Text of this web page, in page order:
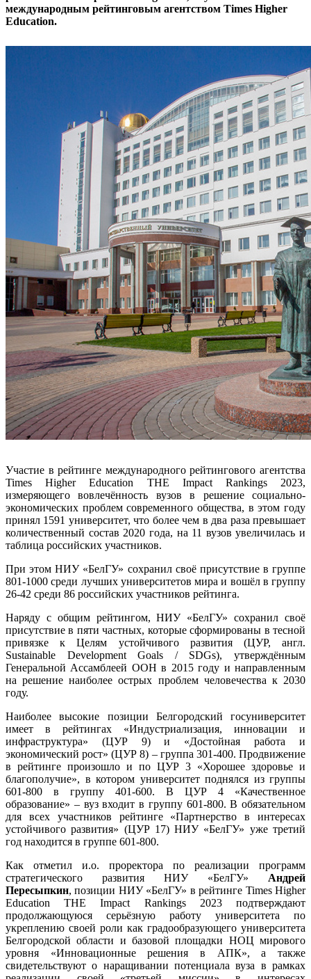
международным рейтинговым агентством Times Higher
Education.
Участие в рейтинге международного рейтингового агентства
Times Higher Education THE Impact Rankings 2023,
измеряющего вовлечённость вузов в решение социально-
экономических проблем современного общества, в этом году
принял 1591 университет, что более чем в два раза превышает
количественный состав 2020 года, на 11 вузов увеличилась и
таблица российских участников.
При этом НИУ «БелГУ» сохранил своё присутствие в группе
801-1000 среди лучших университетов мира и вошёл в группу
26-42 среди 86 российских участников рейтинга.
Наряду с общим рейтингом, НИУ «БелГУ» сохранил своё
присутствие в пяти частных, которые сформированы в тесной
привязке к Целям устойчивого развития (ЦУР, англ.
Sustainable Development Goals / SDGs), утверждённым
Генеральной Ассамблеей ООН в 2015 году и направленным
на решение наиболее острых проблем человечества к 2030
году.
Наиболее высокие позиции Белгородский госуниверситет
имеет в рейтингах «Индустриализация, инновации и
инфраструктура» (ЦУР 9) и «Достойная работа и
экономический рост» (ЦУР 8) – группа 301-400. Продвижение
в рейтинге произошло и по ЦУР 3 «Хорошее здоровье и
благополучие», в котором университет поднялся из группы
601-800 в группу 401-600. В ЦУР 4 «Качественное
образование» – вуз входит в группу 601-800. В обязательном
для всех участников рейтинге «Партнерство в интересах
устойчивого развития» (ЦУР 17) НИУ «БелГУ» уже третий
год находится в группе 601-800.
Как отметил и.о. проректора по реализации программ
стратегического развития НИУ «БелГУ» Андрей
Пересыпкин, позиции НИУ «БелГУ» в рейтинге Times Higher
Education THE Impact Rankings 2023 подтверждают
продолжающуюся серьёзную работу университета по
укреплению своей роли как градообразующего университета
Белгородской области и базовой площадки НОЦ мирового
уровня «Инновационные решения в АПК», а также
свидетельствуют о наращивании потенциала вуза в рамках